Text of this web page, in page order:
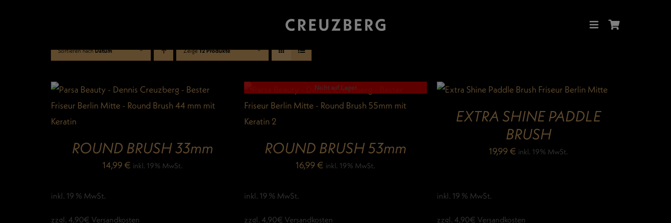
Sortieren nachDatum Zeige12 Produkte
ROUND BRUSH 33mm
14,99€ inkl. 19% MwSt.
inkl. 19 % MwSt.
zzgl. 4,90€ Versandkosten
Nicht auf Lager
ROUND BRUSH 53mm
16,99€ inkl. 19% MwSt.
inkl. 19 % MwSt.
zzgl. 4,90€ Versandkosten
EXTRA SHINE PADDLE
BRUSH
19,99€ inkl. 19% MwSt.
inkl. 19 % MwSt.
zzgl. 4,90€ Versandkosten